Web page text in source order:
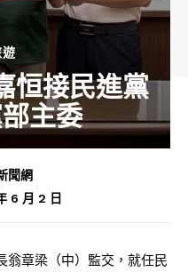
遊
恒接民進黨
主委
聞網
6 月 2 日
翁章梁（中）監交，就任民